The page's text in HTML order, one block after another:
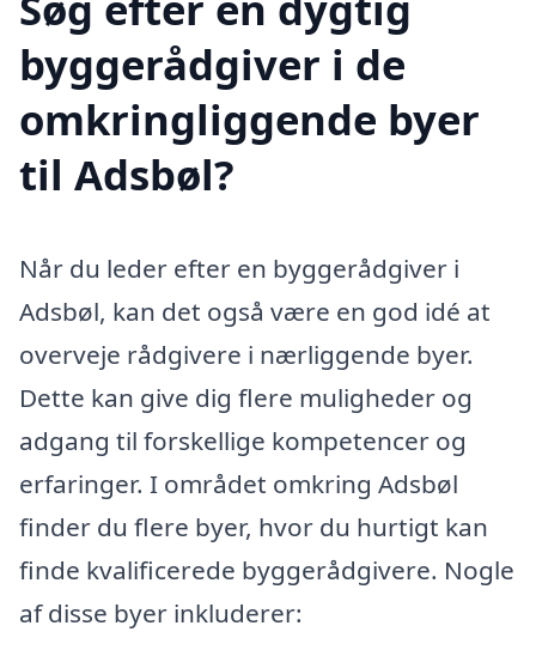
byggerådgiver i de
omkringliggende byer
til Adsbøl?
Når du leder efter en byggerådgiver i
Adsbøl, kan det også være en god idé at
overveje rådgivere i nærliggende byer.
Dette kan give dig flere muligheder og
adgang til forskellige kompetencer og
erfaringer. I området omkring Adsbøl
finder du flere byer, hvor du hurtigt kan
finde kvalificerede byggerådgivere. Nogle
af disse byer inkluderer: